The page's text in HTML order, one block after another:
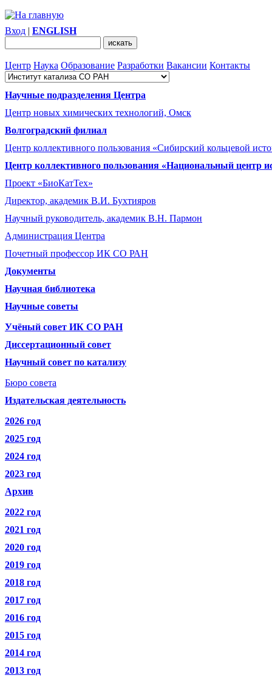
Вход | ENGLISH
Центр Наука Образование Разработки Вакансии Контакты
Научные подразделения Центра
Центр новых химических технологий, Омск
Волгоградский филиал
Центр коллективного пользования «Сибирский кольцевой
Центр коллективного пользования «Национальный центр
Проект «БиоКатТех»
Директор, академик В.И. Бухтияров
Научный руководитель, академик В.Н. Пармон
Администрация Центра
Почетный профессор ИК СО РАН
Документы
Научная библиотека
Научные советы
Учёный совет ИК СО РАН
Диссертационный совет
Научный совет по катализу
Бюро совета
Издательская деятельность
2026 год
2025 год
2024 год
2023 год
Архив
2022 год
2021 год
2020 год
2019 год
2018 год
2017 год
2016 год
2015 год
2014 год
2013 год